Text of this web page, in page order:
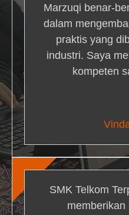
Marzuqi benar-
dalam
praktis yang
industri. Saya
kompeten
SMK Telkom
memberikan